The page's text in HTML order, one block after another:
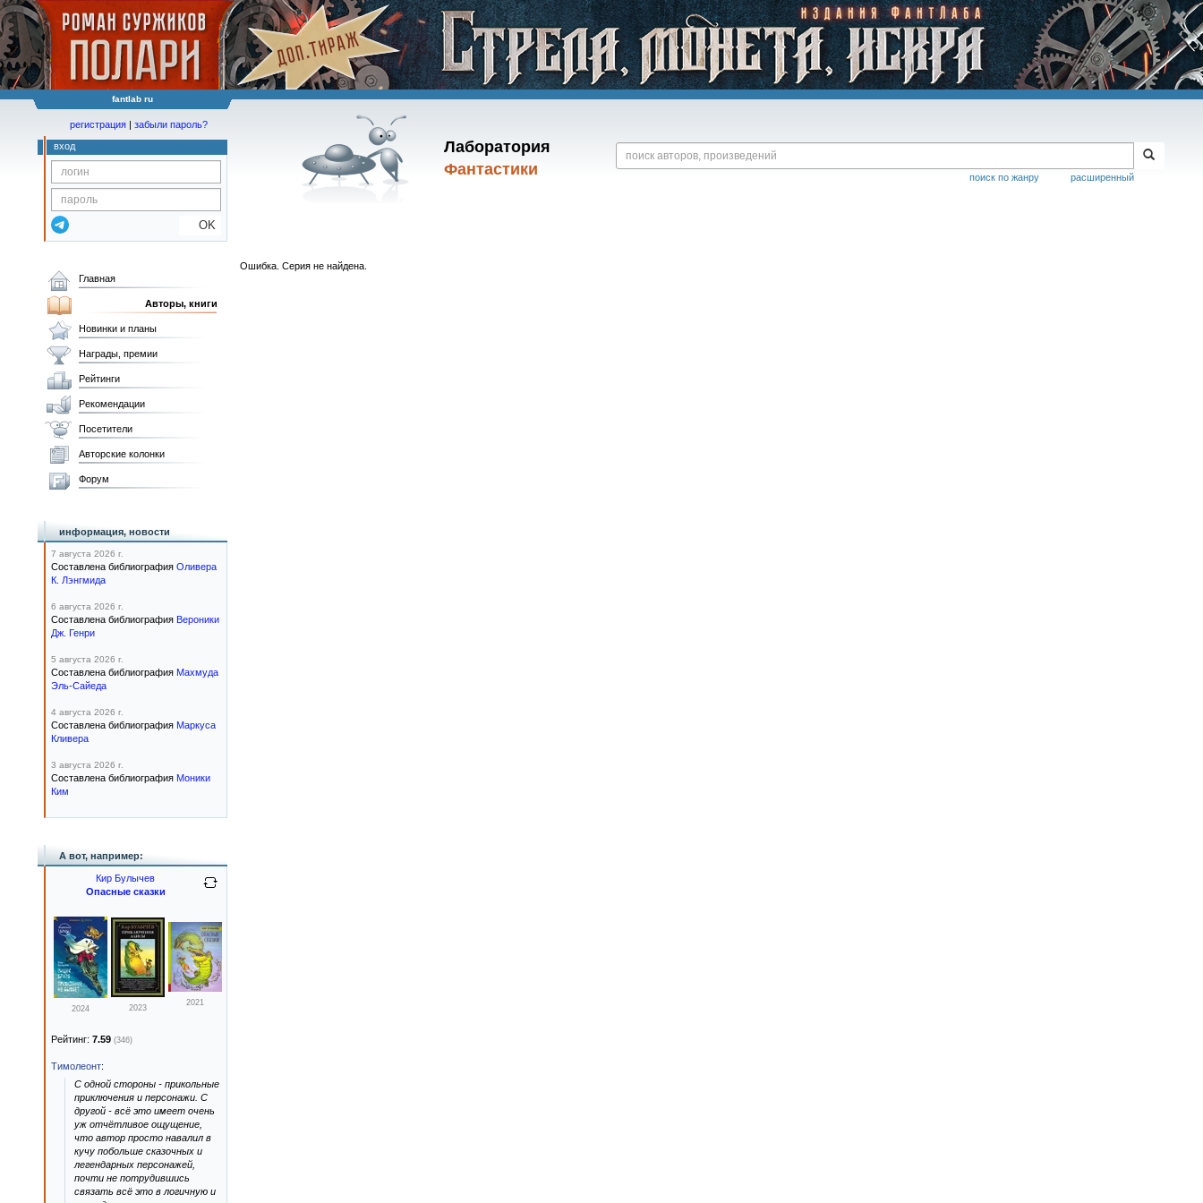
fantlab ru
Лаборатория
Фантастики
расширенный
поиск по жанру
регистрация | забыли пароль?
вход
OK
Ошибка. Серия не найдена.
Главная
Авторы, книги
Новинки и планы
Награды, премии
Рейтинги
Рекомендации
Посетители
Авторские колонки
Форум
информация, новости
7 августа 2026 г.
Составлена библиография Оливера
К. Лэнгмида
6 августа 2026 г.
Составлена библиография Вероники
Дж. Генри
5 августа 2026 г.
Составлена библиография Махмуда
Эль-Сайеда
4 августа 2026 г.
Составлена библиография Маркуса
Кливера
3 августа 2026 г.
Составлена библиография Моники
Ким
А вот, например:
Кир Булычев
Опасные сказки
2024 2023
2021
Рейтинг: 7.59 (346)
Тимолеонт:
С одной стороны - прикольные
приключения и персонажи. С
другой - всё это имеет очень
уж отчётливое ощущение,
что автор просто навалил в
кучу побольше сказочных и
легендарных персонажей,
почти не потрудившись
связать всё это в логичную и